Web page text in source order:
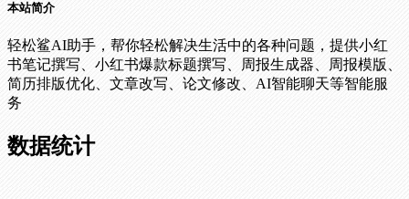
本站简介
轻松鲨AI助手，帮你轻松解决生活中的各种问题，提供小红
书笔记撰写、小红书爆款标题撰写、周报生成器、周报模版、
简历排版优化、文章改写、论文修改、AI智能聊天等智能服
务
数据统计